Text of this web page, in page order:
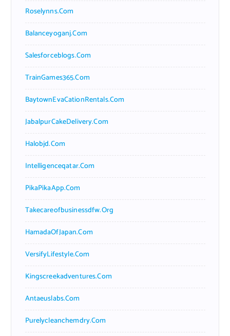
Roselynns.com
Balanceyoganj.com
Salesforceblogs.com
TrainGames365.com
BaytownEvaCationRentals.com
JabalpurCakeDelivery.com
Halobjd.com
Intelligenceqatar.com
PikaPikaApp.com
Takecareofbusinessdfw.org
HamadaOfJapan.com
VersifyLifestyle.com
Kingscreekadventures.com
Antaeuslabs.com
Purelycleanchemdry.com